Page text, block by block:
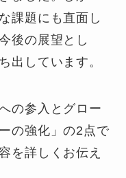
課題にも直面し
後の展望とし
出しています。
の参入とグロー
の強化」の2点で
を詳しくお伝え